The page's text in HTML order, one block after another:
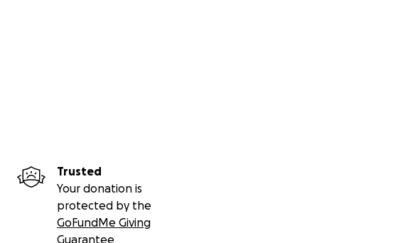
Trusted
Your donation is
protected by the
GoFundMe Giving
Guarantee